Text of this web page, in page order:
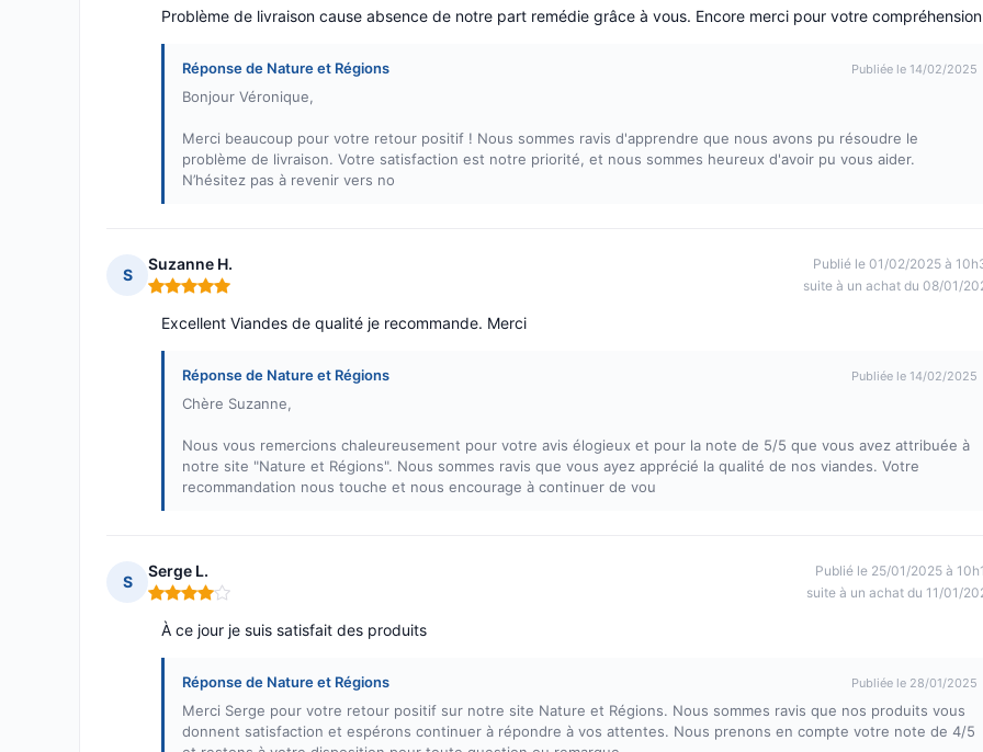
Problème de livraison cause absence de notre part remédie grâce à vous. Encore merci pour votre compréhension
Réponse de Nature et Régions Publiée le 14/02/2025
Bonjour Véronique,
Merci beaucoup pour votre retour positif ! Nous sommes ravis d'apprendre que nous avons pu résoudre le
problème de livraison. Votre satisfaction est notre priorité, et nous sommes heureux d'avoir pu vous aider.
N’hésitez pas à revenir vers no
S
Suzanne H.
Note : 5 sur 5
Publié le 01/02/2025 à
suite à un achat du 08/01/
Excellent Viandes de qualité je recommande. Merci
Réponse de Nature et Régions Publiée le 14/02/2025
Chère Suzanne,
Nous vous remercions chaleureusement pour votre avis élogieux et pour la note de 5/5 que vous avez attribuée à
notre site "Nature et Régions". Nous sommes ravis que vous ayez apprécié la qualité de nos viandes. Votre
recommandation nous touche et nous encourage à continuer de vou
S
Serge L.
Note : 4 sur 5
Publié le 25/01/2025 à
suite à un achat du 11/01/
À ce jour je suis satisfait des produits
Réponse de Nature et Régions Publiée le 28/01/2025
Merci Serge pour votre retour positif sur notre site Nature et Régions. Nous sommes ravis que nos produits vous
donnent satisfaction et espérons continuer à répondre à vos attentes. Nous prenons en compte votre note de 4/5